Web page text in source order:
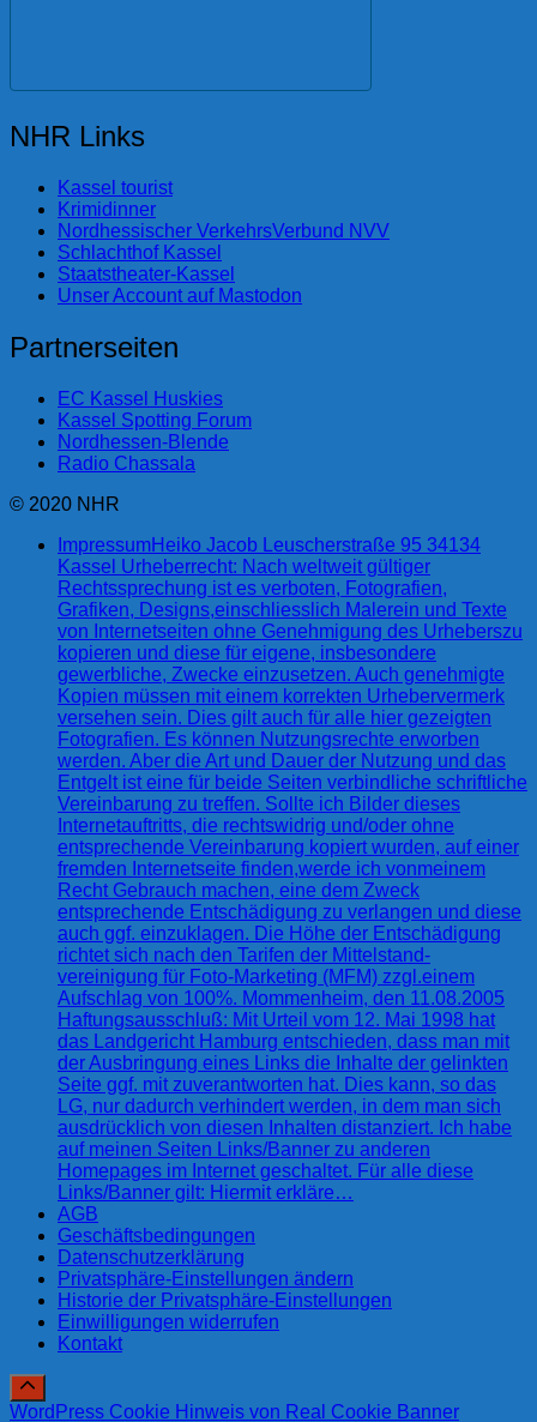
NHR Links
Kassel tourist
Krimidinner
Nordhessischer VerkehrsVerbund NVV
Schlachthof Kassel
Staatstheater-Kassel
Unser Account auf Mastodon
Partnerseiten
EC Kassel Huskies
Kassel Spotting Forum
Nordhessen-Blende
Radio Chassala
© 2020 NHR
ImpressumHeiko Jacob Leuscherstraße 95 34134
Kassel Urheberrecht: Nach weltweit gültiger
Rechtssprechung ist es verboten, Fotografien,
Grafiken, Designs,einschliesslich Malerein und Texte
von Internetseiten ohne Genehmigung des Urheberszu
kopieren und diese für eigene, insbesondere
gewerbliche, Zwecke einzusetzen. Auch genehmigte
Kopien müssen mit einem korrekten Urhebervermerk
versehen sein. Dies gilt auch für alle hier gezeigten
Fotografien. Es können Nutzungsrechte erworben
werden. Aber die Art und Dauer der Nutzung und das
Entgelt ist eine für beide Seiten verbindliche schriftliche
Vereinbarung zu treffen. Sollte ich Bilder dieses
Internetauftritts, die rechtswidrig und/oder ohne
entsprechende Vereinbarung kopiert wurden, auf einer
fremden Internetseite finden,werde ich vonmeinem
Recht Gebrauch machen, eine dem Zweck
entsprechende Entschädigung zu verlangen und diese
auch ggf. einzuklagen. Die Höhe der Entschädigung
richtet sich nach den Tarifen der Mittelstand-
vereinigung für Foto-Marketing (MFM) zzgl.einem
Aufschlag von 100%. Mommenheim, den 11.08.2005
Haftungsausschluß: Mit Urteil vom 12. Mai 1998 hat
das Landgericht Hamburg entschieden, dass man mit
der Ausbringung eines Links die Inhalte der gelinkten
Seite ggf. mit zuverantworten hat. Dies kann, so das
LG, nur dadurch verhindert werden, in dem man sich
ausdrücklich von diesen Inhalten distanziert. Ich habe
auf meinen Seiten Links/Banner zu anderen
Homepages im Internet geschaltet. Für alle diese
Links/Banner gilt: Hiermit erkläre…
AGB
Geschäftsbedingungen
Datenschutzerklärung
Privatsphäre-Einstellungen ändern
Historie der Privatsphäre-Einstellungen
Einwilligungen widerrufen
Kontakt
WordPress Cookie Hinweis von Real Cookie Banner